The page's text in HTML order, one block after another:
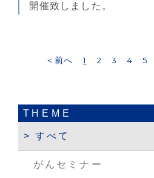
開催致しました。
＜前へ 1 2 3 4 5
THEME
すべて
がんセミナー